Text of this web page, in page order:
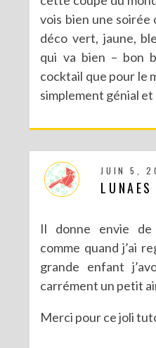
vois bien une soirée
déco vert, jaune,
qui va bien – bon
cocktail que pour le
simplement génial et
JUIN 5,
LUNAES
Il donne envie de
comme quand j’ai
grande enfant
carrément un petit
Merci pour ce joli